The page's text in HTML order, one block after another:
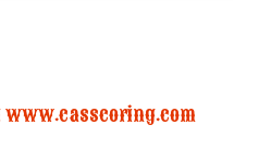
www.casscoring.com